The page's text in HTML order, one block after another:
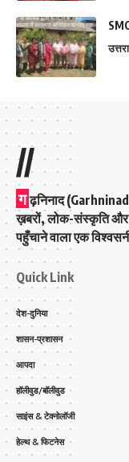
//
ग ढ़निनाद
ख़बरों, लोक-संस्कृति और
पहुँचाने वाला एक
Quick Link
देश-दुनिया
शासन-प्रशासन
आपदा
हॉलीवुड/बॉलीवुड
साइंस & टेक्नोलॉजी
हेल्थ & फिटनेस